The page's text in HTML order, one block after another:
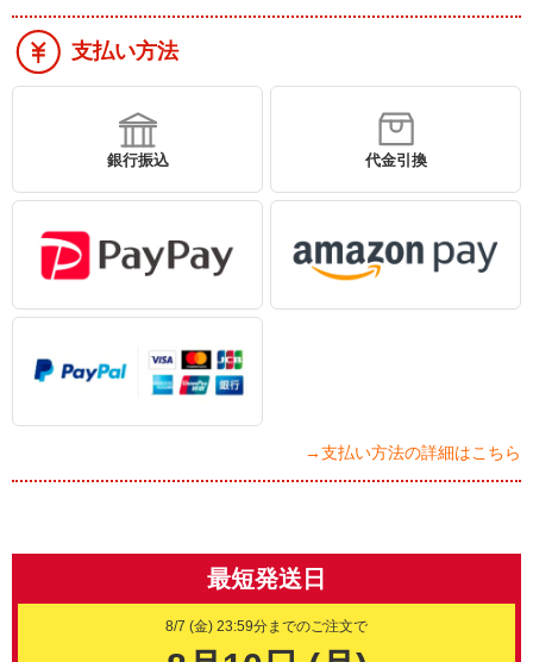
支払い方法
銀行振込 代金引換
→支払い方法の詳細はこちら